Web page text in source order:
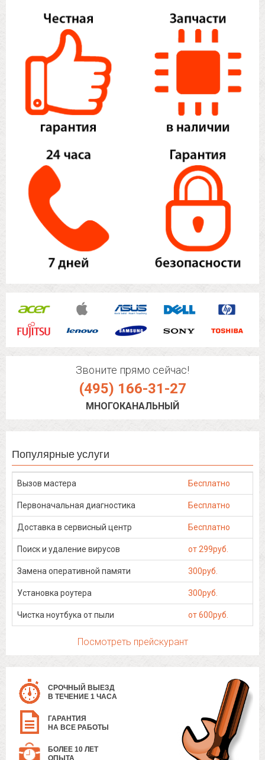
Звоните прямо сейчас!
(495) 166-31-27
МНОГОКАНАЛЬНЫЙ
Популярные услуги
Вызов мастера Бесплатно
Первоначальная диагностика Бесплатно
Доставка в сервисный центр Бесплатно
Поиск и удаление вирусов от 299руб.
Замена оперативной памяти 300руб.
Установка роутера 300руб.
Чистка ноутбука от пыли от 600руб.
Посмотреть прейскурант
СРОЧНЫЙ ВЫЕЗД
В ТЕЧЕНИЕ 1 ЧАСА
ГАРАНТИЯ
НА ВСЕ РАБОТЫ
БОЛЕЕ 10 ЛЕТ
ОПЫТА